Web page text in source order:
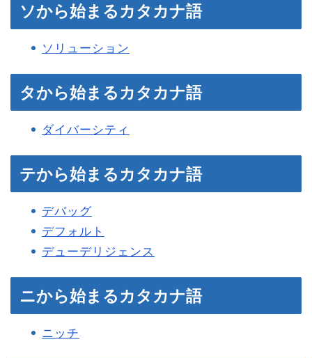
ソから始まるカタカナ語
ソリューション
タから始まるカタカナ語
ダイバーシティ
テから始まるカタカナ語
デバッグ
デフォルト
デューデリジェンス
ニから始まるカタカナ語
ニッチ